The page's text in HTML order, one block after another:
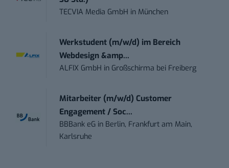
TECVIA Media GmbH in München
Werkstudent (m/w/d) im Bereich
Webdesign &amp...
ALFIX GmbH in Großschirma bei Freiberg
Mitarbeiter (m/w/d) Customer
Engagement / Soc...
BBBank eG in Berlin, Frankfurt am Main,
Karlsruhe